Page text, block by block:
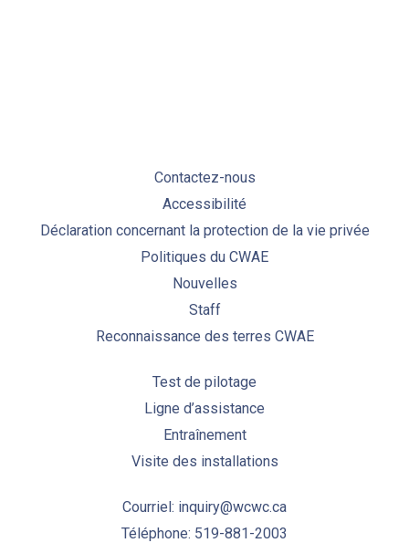
Contactez-nous
Accessibilité
Déclaration concernant la protection de la vie privée
Politiques du CWAE
Nouvelles
Staff
Reconnaissance des terres CWAE
Test de pilotage
Ligne d’assistance
Entraînement
Visite des installations
Courriel: inquiry@wcwc.ca
Téléphone: 519-881-2003